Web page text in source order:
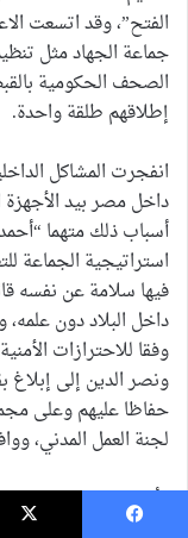
الفتح”، وقد اتسعت
جماعة الجهاد مثل
إطلاقهم طلقة واحدة.
انفجرت المشاكل
داخل مصر بيد
أسباب ذلك متهما
استراتيجية الجماعة
فيها سلامة عن نفسه
داخل البلاد دون
وفقا للاحترازات
ونصر الدين إلى إبلاغ
حفاظا عليهم وعلى
لجنة العمل المدني،
وأسفرت تلك
ومجموعة تابعة لهما